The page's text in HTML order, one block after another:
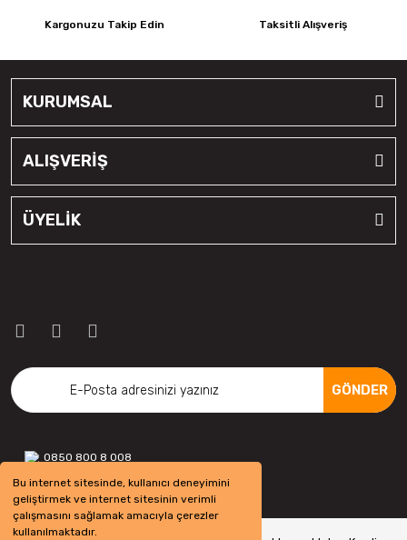
Bu internet sitesinde, kullanıcı deneyimini
geliştirmek ve internet sitesinin verimli
çalışmasını sağlamak amacıyla çerezler
kullanılmaktadır.
Kargonuzu Takip Edin Taksitli Alışveriş
KURUMSAL
ALIŞVERİŞ
ÜYELİK
GÖNDER
0850 800 8 008